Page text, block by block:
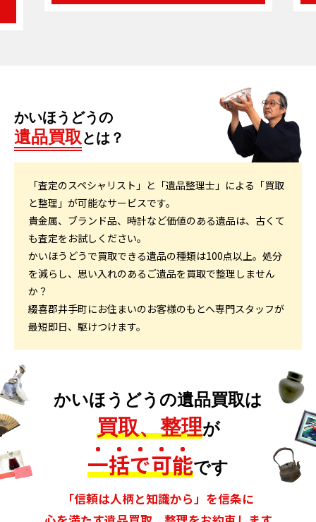
かいほうどうの
遺品買取 とは？
「査定のスペシャリスト」と「遺品整理士」による「買取
と整理」が可能なサービスです。
貴金属、ブランド品、時計など価値のある遺品は、古くて
も査定をお試しください。
かいほうどうで買取できる遺品の種類は100点以上。処分
を減らし、思い入れのあるご遺品を買取で整理しません
か？
綴喜郡井手町にお住まいのお客様のもとへ専門スタッフが
最短即日、駆けつけます。
かいほうどうの遺品買取は
買取、整理が
一括で可能です
「信頼は人柄と知識から」を信条に